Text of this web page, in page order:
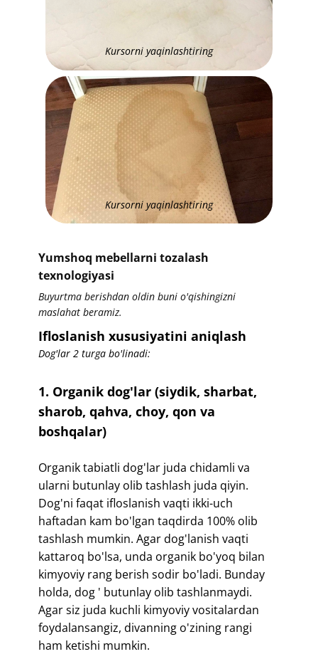
​Kursorni yaqinlashtiring
​Kursorni yaqinlashtiring
​​Yumshoq mebellarni tozalash
texnologiyasi
​​Buyurtma berishdan oldin buni o'qishingizni
maslahat beramiz.
​​Ifloslanish xususiyatini aniqlash
Dog'lar 2 turga bo'linadi:
1. Organik dog'lar (siydik, sharbat,
sharob, qahva, choy, qon va
boshqalar)
​Organik tabiatli dog'lar juda chidamli va
ularni butunlay olib tashlash juda qiyin.
Dog'ni faqat ifloslanish vaqti ikki-uch
haftadan kam bo'lgan taqdirda 100% olib
tashlash mumkin. Agar dog'lanish vaqti
kattaroq bo'lsa, unda organik bo'yoq bilan
kimyoviy rang berish sodir bo'ladi. Bunday
holda, dog ' butunlay olib tashlanmaydi.
Agar siz juda kuchli kimyoviy vositalardan
foydalansangiz, divanning o'zining rangi
ham ketishi mumkin.